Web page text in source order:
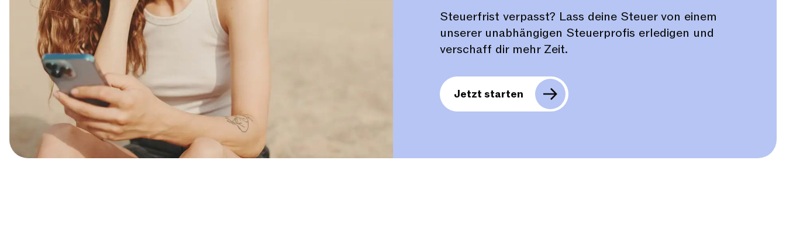
Steuerfrist verpasst? Lass deine Steuer von einem
unserer unabhängigen Steuerprofis erledigen und
verschaff dir mehr Zeit.
Jetzt starten